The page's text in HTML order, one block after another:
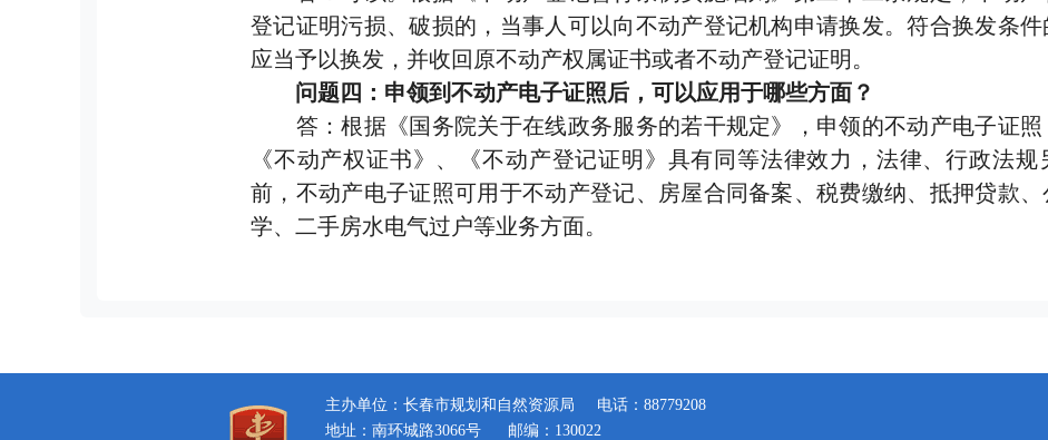
登记证明污损、破损的，当事人可以向不动产登记机构申请换发。符合换发条
应当予以换发，并收回原不动产权属证书或者不动产登记证明。
问题四：申领到不动产电子证照后，可以应用于哪些方面？
答：根据《国务院关于在线政务服务的若干规定》，申领的不动产电子证照
《不动产权证书》、《不动产登记证明》具有同等法律效力，法律、行政法规
前，不动产电子证照可用于不动产登记、房屋合同备案、税费缴纳、抵押贷款、
学、二手房水电气过户等业务方面。
主办单位：长春市规划和自然资源局
电话：88779208
地址：南环城路3066号
邮编：130022